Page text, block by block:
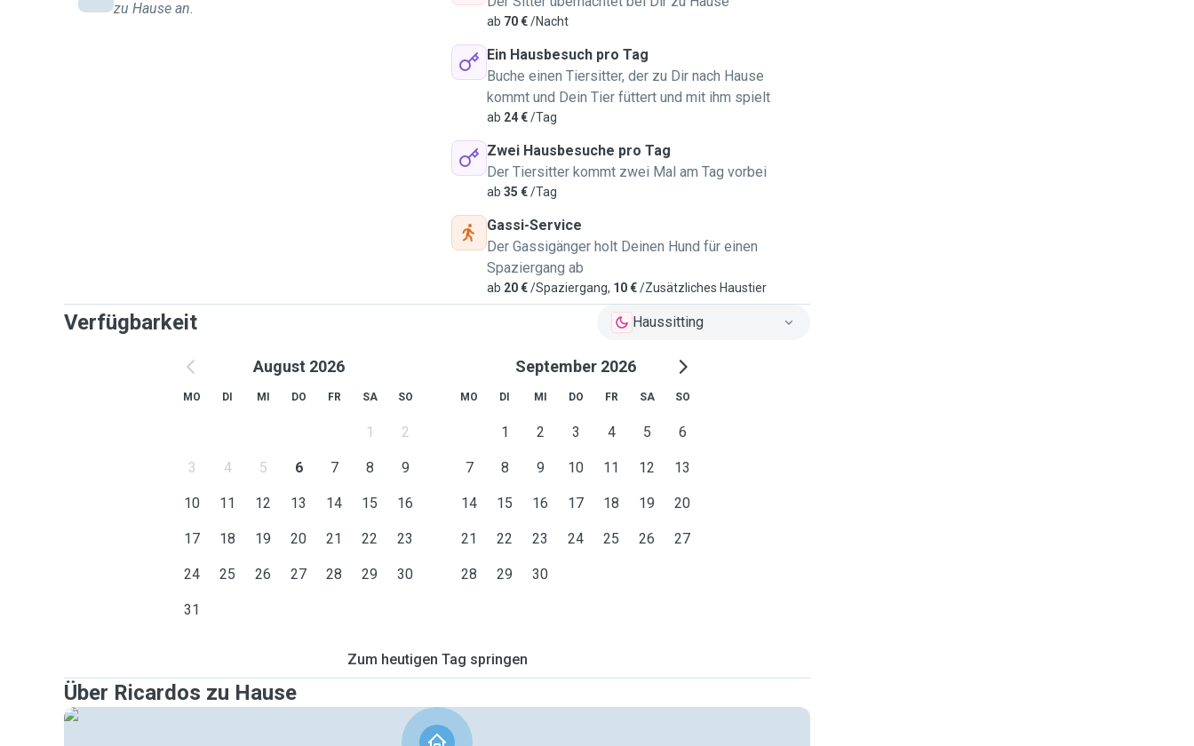
zu Hause an.
ab 70 €/Nacht
Ein Hausbesuch pro Tag
Buche einen Tiersitter, der zu Dir nach Hause
kommt und Dein Tier füttert und mit ihm spielt
ab 24 €/Tag
Zwei Hausbesuche pro Tag
Der Tiersitter kommt zwei Mal am Tag vorbei
ab 35 €/Tag
Gassi-Service
Der Gassigänger holt Deinen Hund für einen
Spaziergang ab
ab 20 €/Spaziergang, 10 €/Zusätzliches Haustier
Verfügbarkeit Haussitting
August 2026
MO DI MI DO FR SA SO
1 2
3 4 5 6 7 8 9
10 11 12 13 14 15 16
17 18 19 20 21 22 23
24 25 26 27 28 29 30
31
September 2026
MO DI MI DO FR SA SO
1 2 3 4 5 6
7 8 9 10 11 12 13
14 15 16 17 18 19 20
21 22 23 24 25 26 27
28 29 30
Zum heutigen Tag springen
Über Ricardos zu Hause